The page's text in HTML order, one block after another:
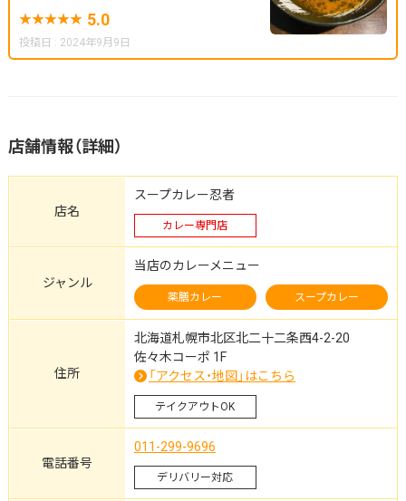
5.0
投稿日 : 2024年9月9日
店舗情報（詳細）
店名
スープカレー忍者
カレー専門店
ジャンル
当店のカレーメニュー
薬膳カレー スープカレー
住所
北海道札幌市北区北二十二条西4-2-20
佐々木コーポ 1F
「アクセス・地図」はこちら
テイクアウトOK
電話番号
011-299-9696
デリバリー対応